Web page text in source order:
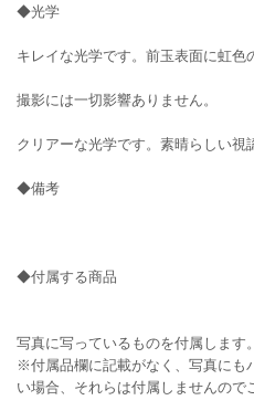
◆光学
キレイな光学です。前玉表面に虹色
撮影には一切影響ありません。
クリアーな光学です。素晴らしい視
◆備考
◆付属する商品
写真に写っているものを付属します。
※付属品欄に記載がなく、写真にも
い場合、それらは付属しませんので